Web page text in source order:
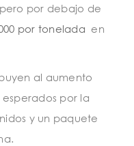
por debajo de
por tonelada en
al aumento
por la
y un paquete